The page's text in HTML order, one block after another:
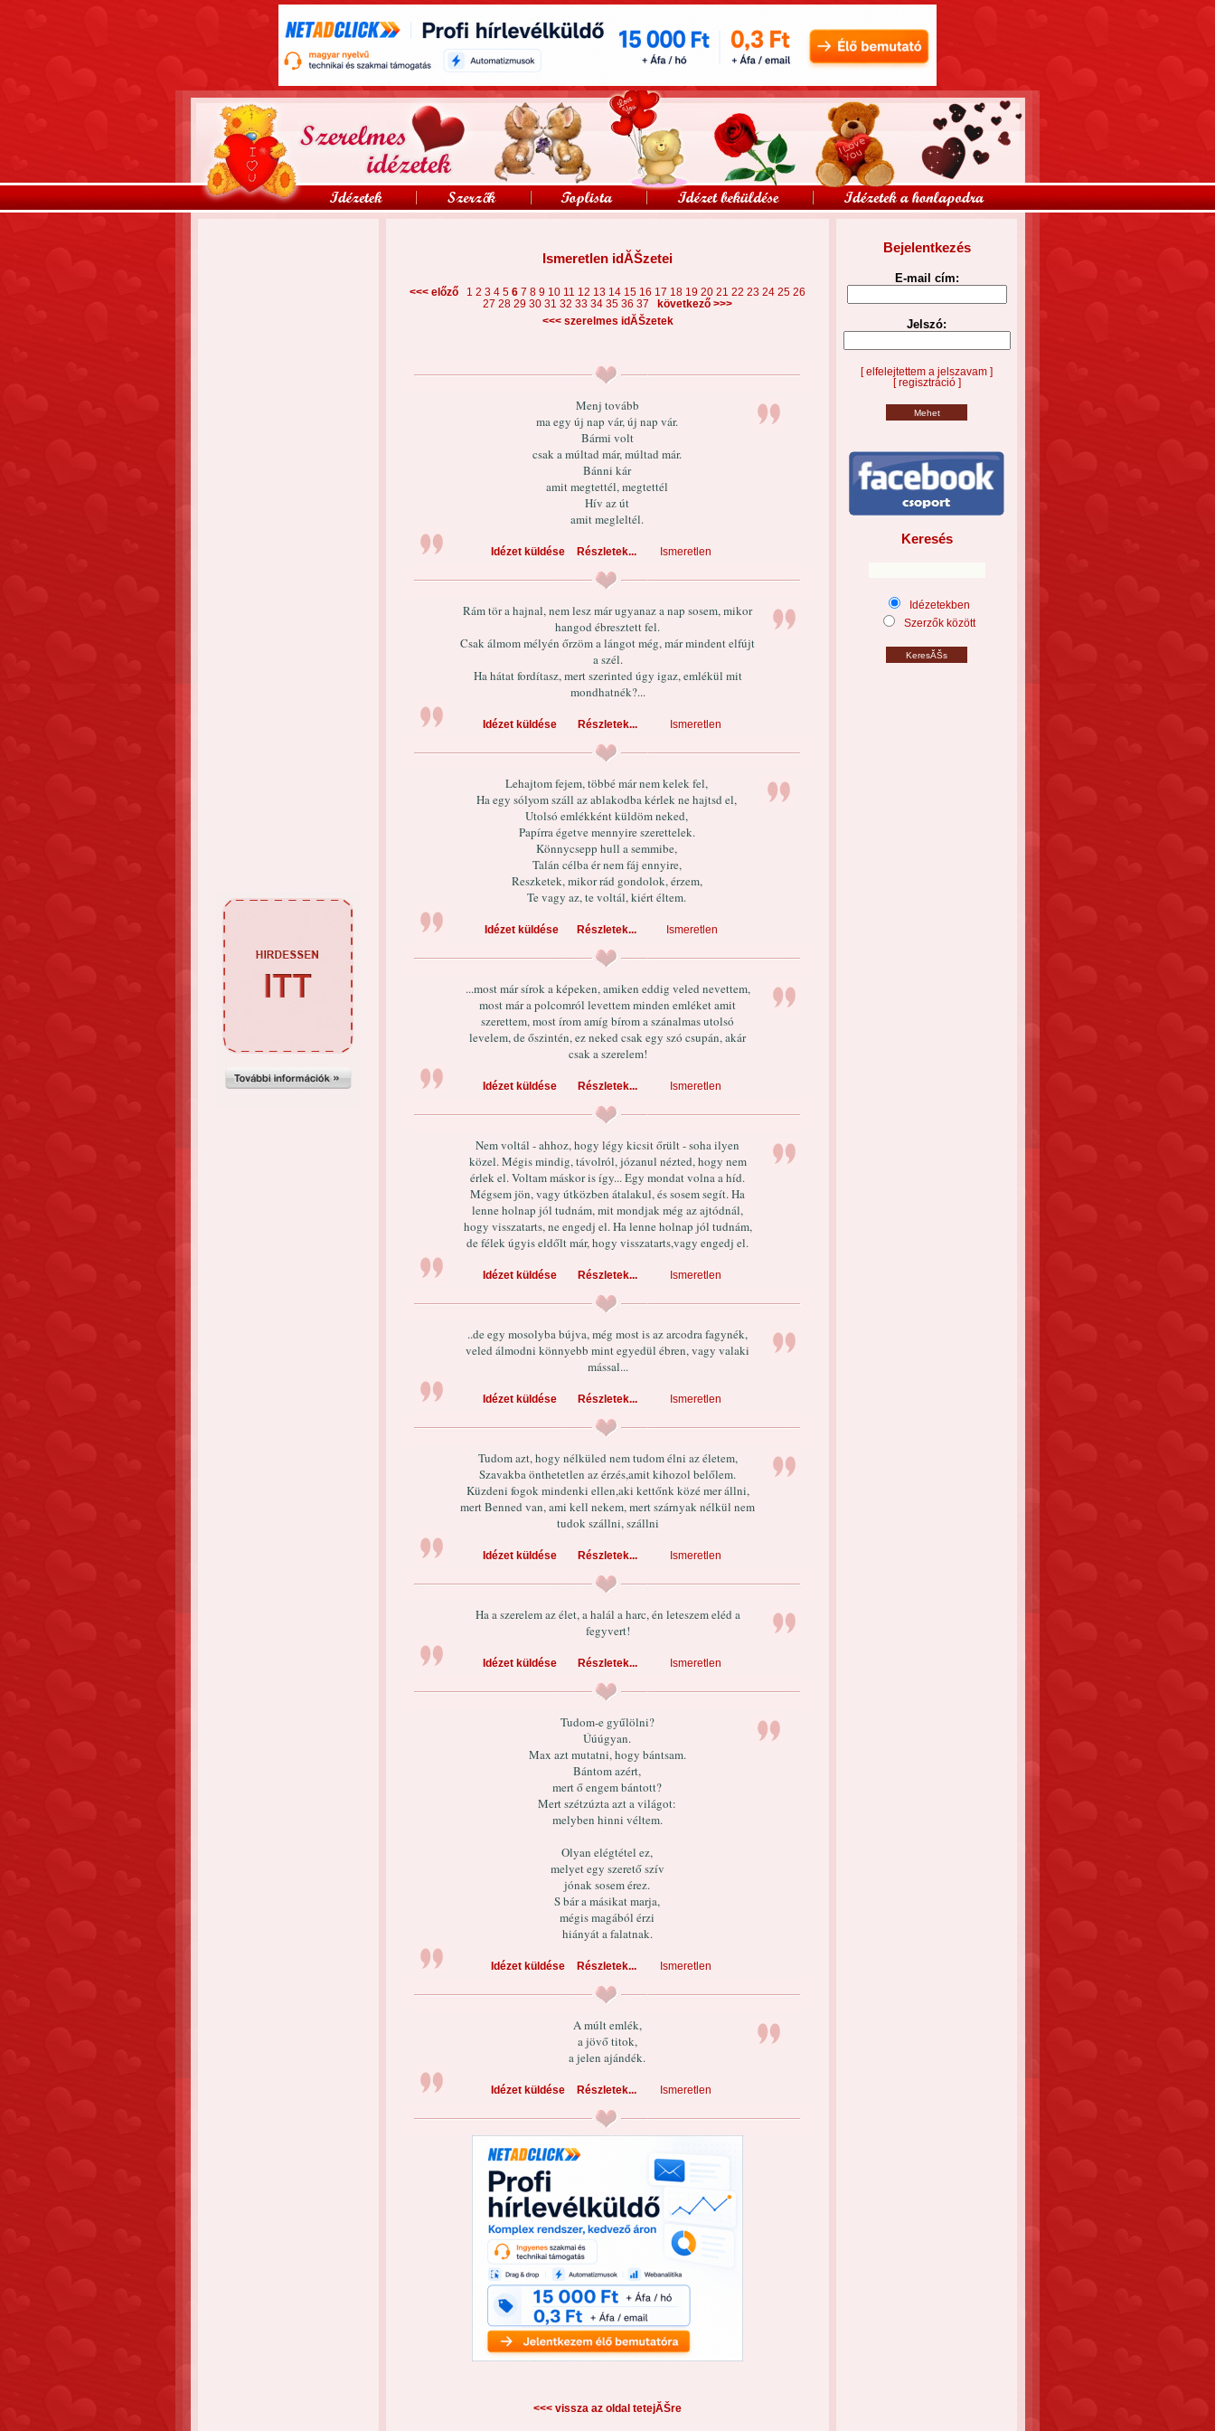
Ismeretlen idĂŠzetei
<<< előző 1 2 3 4 5 6 7 8 9 10 11 12 13 14 15 16 17 18 19 20 21 22 23 24 25 26
27 28 29 30 31 32 33 34 35 36 37 következő >>>
<<< szerelmes idĂŠzetek
Menj tovább
ma egy új nap vár, új nap vár.
Bármi volt
csak a múltad már, múltad már.
Bánni kár
amit megtettél, megtettél
Hív az út
amit megleltél.
Idézet küldése Részletek... Ismeretlen
Rám tör a hajnal, nem lesz már ugyanaz a nap sosem, mikor
hangod ébresztett fel.
Csak álmom mélyén őrzöm a lángot még, már mindent elfújt
a szél.
Ha hátat fordítasz, mert szerinted úgy igaz, emlékül mit
mondhatnék?...
Idézet küldése Részletek... Ismeretlen
Lehajtom fejem, többé már nem kelek fel,
Ha egy sólyom száll az ablakodba kérlek ne hajtsd el,
Utolsó emlékként küldöm neked,
Papírra égetve mennyire szerettelek.
Könnycsepp hull a semmibe,
Talán célba ér nem fáj ennyire,
Reszketek, mikor rád gondolok, érzem,
Te vagy az, te voltál, kiért éltem.
Idézet küldése Részletek... Ismeretlen
...most már sírok a képeken, amiken eddig veled nevettem,
most már a polcomról levettem minden emléket amit
szerettem, most írom amíg bírom a szánalmas utolsó
levelem, de őszintén, ez neked csak egy szó csupán, akár
csak a szerelem!
Idézet küldése Részletek... Ismeretlen
Nem voltál - ahhoz, hogy légy kicsit őrült - soha ilyen
közel. Mégis mindig, távolról, józanul nézted, hogy nem
érlek el. Voltam máskor is így... Egy mondat volna a híd.
Mégsem jön, vagy útközben átalakul, és sosem segít. Ha
lenne holnap jól tudnám, mit mondjak még az ajtódnál,
hogy visszatarts, ne engedj el. Ha lenne holnap jól tudnám,
de félek úgyis eldőlt már, hogy visszatarts,vagy engedj el.
Idézet küldése Részletek... Ismeretlen
..de egy mosolyba bújva, még most is az arcodra fagynék,
veled álmodni könnyebb mint egyedül ébren, vagy valaki
mással...
Idézet küldése Részletek... Ismeretlen
Tudom azt, hogy nélküled nem tudom élni az életem,
Szavakba önthetetlen az érzés,amit kihozol belőlem.
Küzdeni fogok mindenki ellen,aki kettőnk közé mer állni,
mert Benned van, ami kell nekem, mert szárnyak nélkül nem
tudok szállni, szállni
Idézet küldése Részletek... Ismeretlen
Ha a szerelem az élet, a halál a harc, én leteszem eléd a
fegyvert!
Idézet küldése Részletek... Ismeretlen
Tudom-e gyűlölni?
Úúúgyan.
Max azt mutatni, hogy bántsam.
Bántom azért,
mert ő engem bántott?
Mert szétzúzta azt a világot:
melyben hinni véltem.
Olyan elégtétel ez,
melyet egy szerető szív
jónak sosem érez.
S bár a másikat marja,
mégis magából érzi
hiányát a falatnak.
Idézet küldése Részletek... Ismeretlen
A múlt emlék,
a jövő titok,
a jelen ajándék.
Idézet küldése Részletek... Ismeretlen
<<< vissza az oldal tetejĂŠre
Bejelentkezés
E-mail cím:
Jelszó:
[ elfelejtettem a jelszavam ]
[ regisztráció ]
Keresés
Idézetekben
Szerzők között